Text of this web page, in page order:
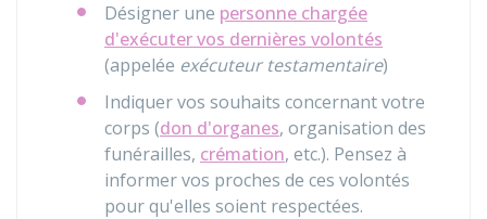
Désigner une personne chargée
d'exécuter vos dernières volontés
(appelée exécuteur testamentaire)
Indiquer vos souhaits concernant votre
corps (don d'organes, organisation des
funérailles, crémation, etc.). Pensez à
informer vos proches de ces volontés
pour qu'elles soient respectées.